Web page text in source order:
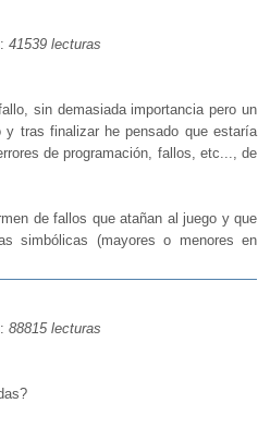
: 41539 lecturas
sin demasiada importancia pero un
tras finalizar he pensado que estaría
de programación, fallos, etc..., de
de fallos que atañan al juego y que
simbólicas (mayores o menores en
: 88815 lecturas